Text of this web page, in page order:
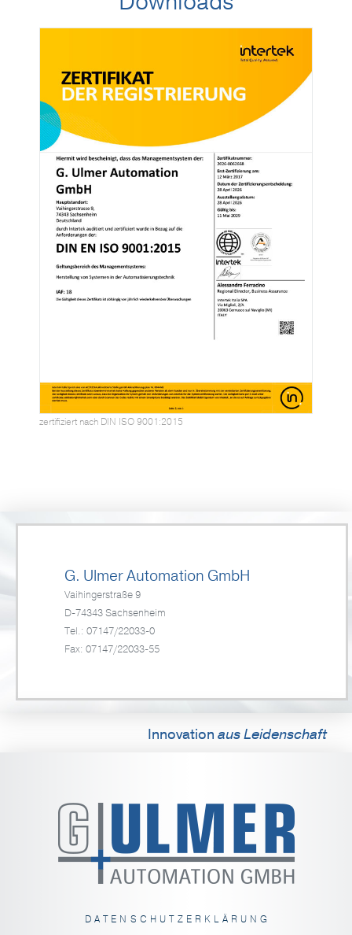
zertifiziert nach DIN ISO 9001:2015
G. Ulmer Automation GmbH
Vaihingerstraße 9
D-74343 Sachsenheim
Tel.: 07147/22033-0
Fax: 07147/22033-55
Innovation aus Leidenschaft
DATENSCHUTZERKLÄRUNG